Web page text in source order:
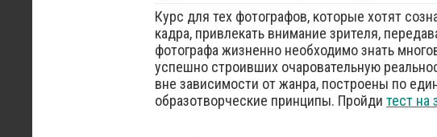
Курс для тех фотографов, которые хотят
кадра, привлекать внимание зрителя,
фотографа жизненно необходимо знать
успешно строивших очаровательную
вне зависимости от жанра, построены по
образотворческие принципы. Пройди тест на